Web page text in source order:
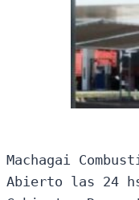
Machagai
Abierto las 24